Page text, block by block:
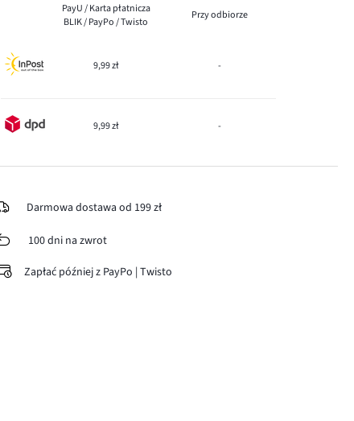
PayU / Karta płatnicza
BLIK / PayPo / Twisto
Przy odbiorze
9,99 zł -
9,99 zł -
Darmowa dostawa od 199 zł
100 dni na zwrot
Zapłać później z PayPo | Twisto